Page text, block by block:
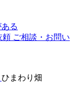
ご相談・お問い
ひまわり畑